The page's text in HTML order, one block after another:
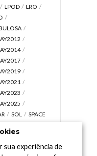
LPOD
LRO
SOL
SPACE
sua experiência de